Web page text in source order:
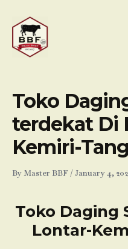
content
Toko
terdekat Di
Kemiri-
By Master BBF /January 4,
Toko Daging
Lontar-